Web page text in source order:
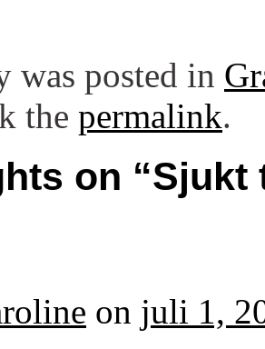
was posted in
the permalink.
on “Sjukt
on juli 1,